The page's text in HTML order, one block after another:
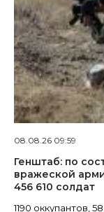
08.08.26 09:59
Генштаб: по
вражеской
456 610 солдат
1190 оккупантов,